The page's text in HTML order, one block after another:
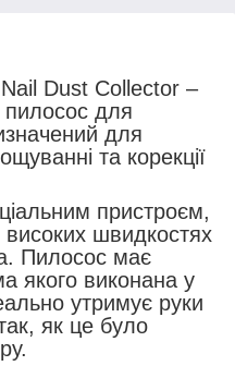
Nail Dust Collector –
пилосос для
для
та корекції
пристроєм,
швидкостях
Пилосос має
якого виконана у
утримує руки
як це було